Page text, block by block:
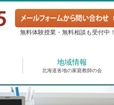
無料体験授業・無料相談も受付中！
地域情報
北海道各地の家庭教師の会